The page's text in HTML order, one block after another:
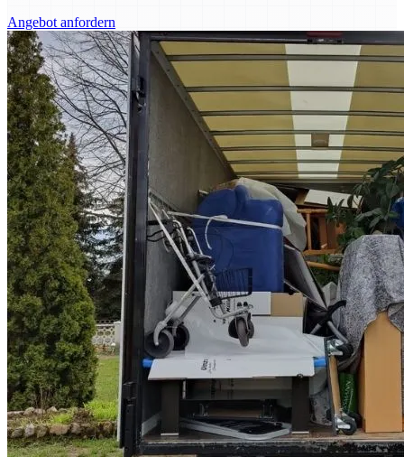
Angebot anfordern